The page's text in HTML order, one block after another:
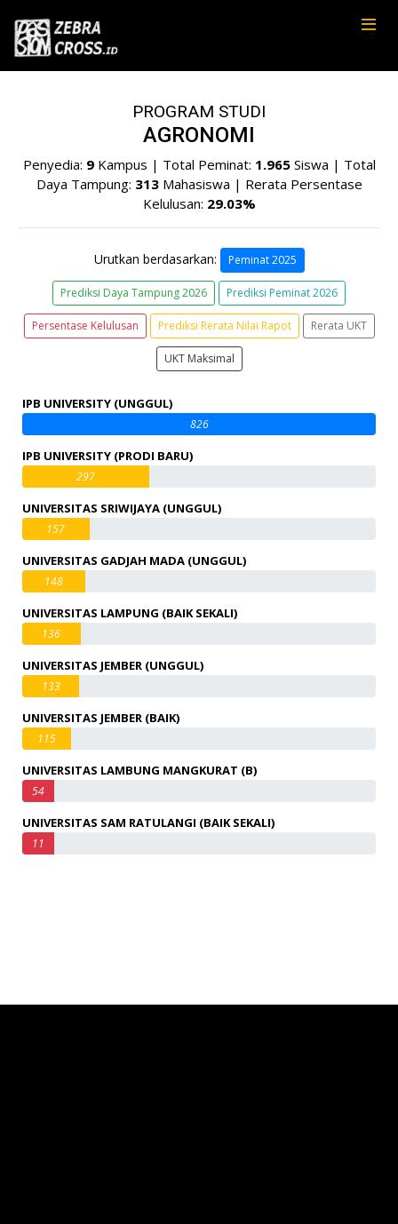
PROGRAM STUDI
AGRONOMI
Penyedia: 9Kampus | Total Peminat: 1.965Siswa | Total
Daya Tampung: 313Mahasiswa | Rerata Persentase
Kelulusan: 29.03%
Urutkan berdasarkan: Peminat 2025
Prediksi Daya Tampung 2026 Prediksi Peminat 2026
Persentase Kelulusan Prediksi Rerata Nilai Rapot Rerata UKT
UKT Maksimal
IPB UNIVERSITY (UNGGUL)
826
IPB UNIVERSITY (PRODI BARU)
297
UNIVERSITAS SRIWIJAYA (UNGGUL)
157
UNIVERSITAS GADJAH MADA (UNGGUL)
148
UNIVERSITAS LAMPUNG (BAIK SEKALI)
136
UNIVERSITAS JEMBER (UNGGUL)
133
UNIVERSITAS JEMBER (BAIK)
115
UNIVERSITAS LAMBUNG MANGKURAT (B)
54
UNIVERSITAS SAM RATULANGI (BAIK SEKALI)
11